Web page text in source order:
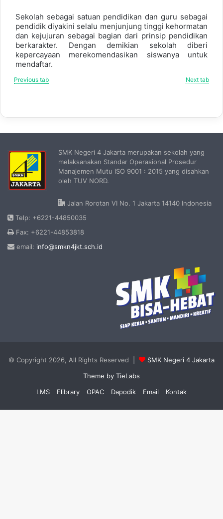
Sekolah sebagai satuan pendidikan dan guru sebagai
pendidik diyakini selalu menjunjung tinggi kehormatan
dan kejujuran sebagai bagian dari prinsip pendidikan
berkarakter. Dengan demikian sekolah diberi
kepercayaan merekomendasikan siswanya untuk
mendaftar.
Previous tab Next tab
SMK Negeri 4 Jakarta merupakan sekolah yang
melaksanakan Standar Operasional Prosedur
Manajemen Mutu ISO 9001 : 2015 yang disahkan
oleh TUV NORD.
Jalan Rorotan VI No. 1 Jakarta 14140 Indonesia
Telp: +6221-44850035
Fax: +6221-44853818
email: info@smkn4jkt.sch.id
© Copyright 2026, All Rights Reserved |
SMK Negeri 4 Jakarta
Theme by TieLabs
LMS
Elibrary OPAC Dapodik Email Kontak